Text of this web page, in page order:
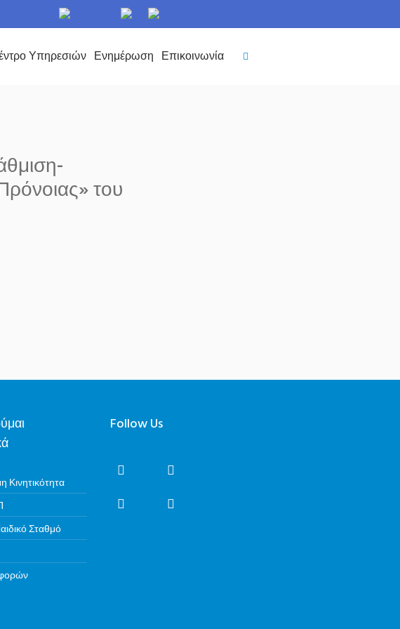
Υπηρεσιών Ενημέρωση Επικοινωνία
του
Κινητικότητα
Σταθμό
Follow Us